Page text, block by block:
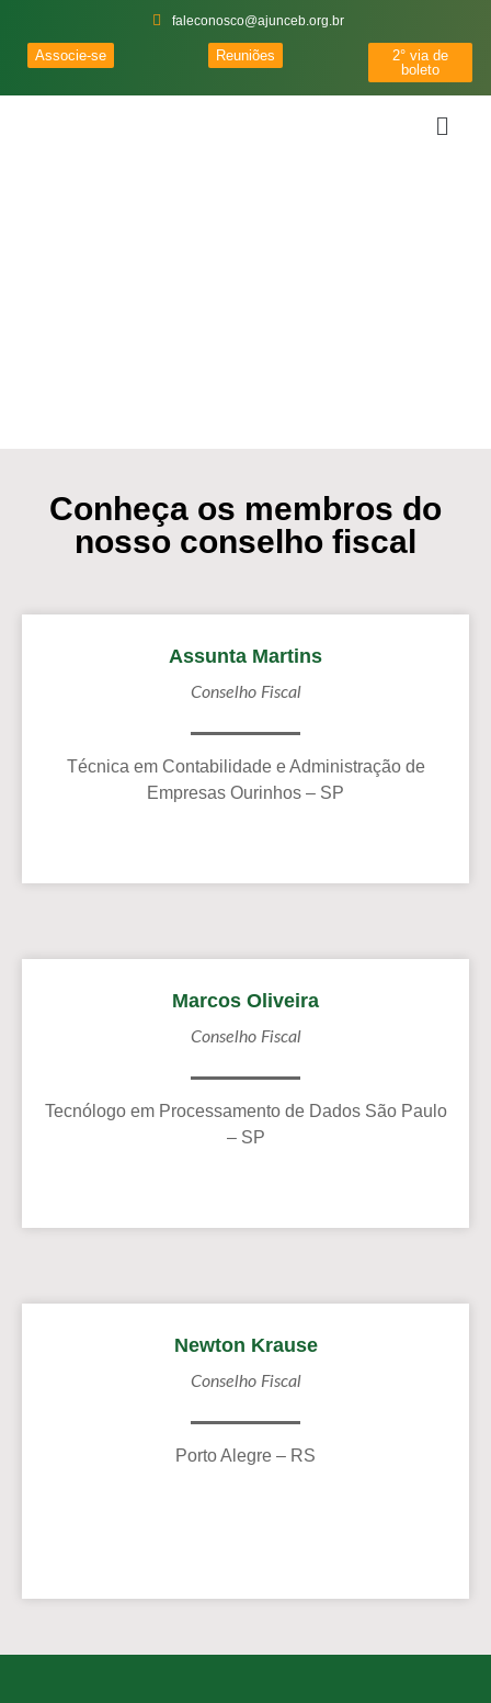
faleconosco@ajunceb.org.br
Associe-se Reuniões
2° via de
boleto
Conheça os membros do
nosso conselho fiscal
Assunta Martins
Conselho Fiscal
Técnica em Contabilidade e Administração de
Empresas Ourinhos – SP
Marcos Oliveira
Conselho Fiscal
Tecnólogo em Processamento de Dados São Paulo
– SP
Newton Krause
Conselho Fiscal
Porto Alegre – RS